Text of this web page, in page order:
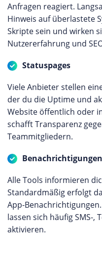
Anfragen reagiert.
Hinweis auf überlastete
Skripte sein und wirken
Nutzererfahrung und
Statuspages
Viele Anbieter stellen
der du die Uptime und
Website öffentlich oder
schafft Transparenz
Teammitgliedern.
Alle Tools informieren
Standardmäßig erfolgt
App-
lassen sich häufig SMS-,
aktivieren.